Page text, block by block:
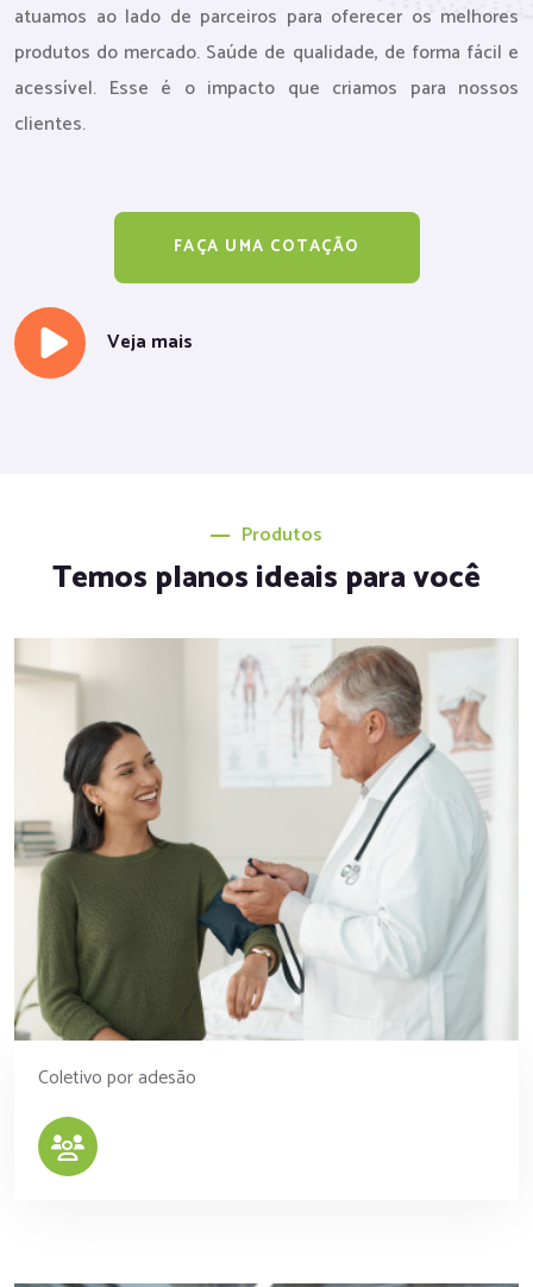
atuamos ao lado de parceiros para oferecer os melhores
produtos do mercado. Saúde de qualidade, de forma fácil e
acessível. Esse é o impacto que criamos para nossos
clientes.
FAÇA UMA COTAÇÃO
Veja mais
Produtos
Temos planos ideais para você
Coletivo por adesão